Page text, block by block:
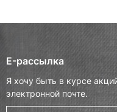
E-рассылка
Я хочу быть в курсе
электронной почте.